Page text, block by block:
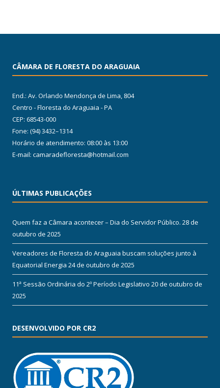
CÂMARA DE FLORESTA DO ARAGUAIA
End.: Av. Orlando Mendonça de Lima, 804
Centro - Floresta do Araguaia - PA
CEP: 68543-000
Fone: (94) 3432–1314
Horário de atendimento: 08:00 às 13:00
E-mail: camaradefloresta@hotmail.com
ÚLTIMAS PUBLICAÇÕES
Quem faz a Câmara acontecer – Dia do Servidor Público. 28 de
outubro de 2025
Vereadores de Floresta do Araguaia buscam soluções junto à
Equatorial Energia 24 de outubro de 2025
11ª Sessão Ordinária do 2º Período Legislativo 20 de outubro de
2025
DESENVOLVIDO POR CR2